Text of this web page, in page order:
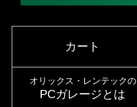
カート
オリックス・レンテックの
PCガレージとは